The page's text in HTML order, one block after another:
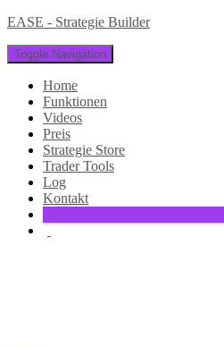
EASE - Strategie Builder
Toggle Navigation
Home
Funktionen
Videos
Preis
Strategie Store
Trader Tools
Log
Kontakt